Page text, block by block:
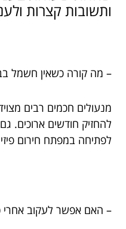
ותשובות קצרות
– מה קורה כשאין חשמל
מנעולים חכמים רבים
להחזיק חודשים ארוכים.
לפתיחה במפתח חירום
– האם אפשר לעקוב אחרי